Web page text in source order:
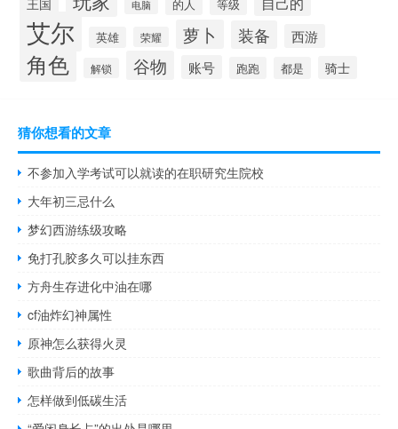
电脑 的人 等级
艾尔 英雄 荣耀 萝卜 装备 西游
角色 解锁 谷物 账号 跑跑 都是 骑士
猜你想看的文章
不参加入学考试可以就读的在职研究生院校
大年初三忌什么
梦幻西游练级攻略
免打孔胶多久可以挂东西
方舟生存进化中油在哪
cf油炸幻神属性
原神怎么获得火灵
歌曲背后的故事
怎样做到低碳生活